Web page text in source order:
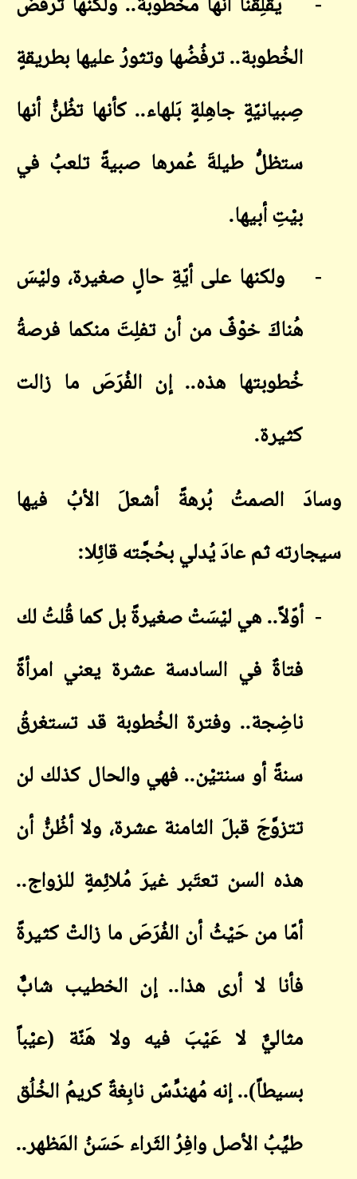
الخُطوبة.. ترفُضُها وتثورُ عليها بطريقةٍ
صِبيانيّةٍ جاهِلةٍ بَلهاء.. كأنها تظُنُّ أنها
ستظلُّ طيلةَ عُمرها صبيةً تلعبُ في
بيْتِ أبيها.
-
ولكنها على أيّةِ حالٍ صغيرة، وليْسَ
هُناكَ خوْفٌ من أن تفلِتَ منكما فرصةُ
خُطوبتها هذه.. إن الفُرَصَ ما زالت
كثيرة.
وسادَ الصمتُ بُرهةً أشعلَ الأبُ فيها
سيجارته ثم عادَ يُدلي بحُجَّته قائِلا:
- أوّلاً.. هي ليْسَتْ صغيرةً بل كما قُلتُ لك
فتاةٌ في السادسة عشرة يعني امرأةً
ناضِجة.. وفترة الخُطوبة قد تستغرقُ
سنةً أو سنتيْن.. فهي والحال كذلك لن
تتزوَّجَ قبلَ الثامنة عشرة، ولا أظُنُّ أن
هذه السن تعتَبر غيرَ مُلائِمةٍ للزواج..
أمّا من حَيْثُ أن الفُرَصَ ما زالتْ كثيرةً
فأنا لا أرى هذا.. إن الخطيب شابٌّ
مثاليٌّ لا عَيْبَ فيه ولا هَنّة (عيْباً
بسيطاً).. إنه مُهندِّسٌ نابِغةٌ كريمُ الخُلُق
طيِّبُ الأصلوافِرُ الثَراء حَسَنُ المَظهر..